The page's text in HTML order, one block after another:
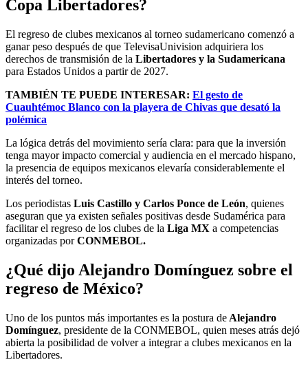
Copa Libertadores?
El regreso de clubes mexicanos al torneo sudamericano comenzó a
ganar peso después de que TelevisaUnivision adquiriera los
derechos de transmisión de la Libertadores y la Sudamericana
para Estados Unidos a partir de 2027.
TAMBIÉN TE PUEDE INTERESAR: El gesto de
Cuauhtémoc Blanco con la playera de Chivas que desató la
polémica
La lógica detrás del movimiento sería clara: para que la inversión
tenga mayor impacto comercial y audiencia en el mercado hispano,
la presencia de equipos mexicanos elevaría considerablemente el
interés del torneo.
Los periodistas Luis Castillo y Carlos Ponce de León, quienes
aseguran que ya existen señales positivas desde Sudamérica para
facilitar el regreso de los clubes de la Liga MX a competencias
organizadas porCONMEBOL.
¿Qué dijo Alejandro Domínguez sobre el
regreso de México?
Uno de los puntos más importantes es la postura de Alejandro
Domínguez, presidente de la CONMEBOL, quien meses atrás dejó
abierta la posibilidad de volver a integrar a clubes mexicanos en la
Libertadores.